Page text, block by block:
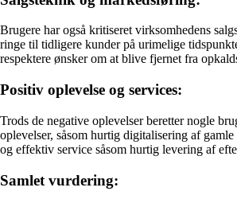
Brugere har også kritiseret virksomhedens
ringe til tidligere kunder på urimelige
respektere ønsker om at blive fjernet fra
Positiv oplevelse og services:
Trods de negative oplevelser beretter nogle
oplevelser, såsom hurtig digitalisering af
og effektiv service såsom hurtig levering af
Samlet vurdering: